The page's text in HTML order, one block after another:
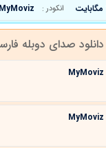
انکودر : MyMoviz
دانلود صدای دوبله
MyMoviz
MyMoviz